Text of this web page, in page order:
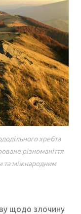
хребта
різноманіття
та міжнародним
щодо злочину